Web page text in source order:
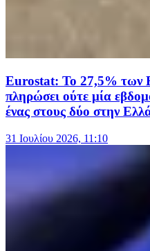
Eurostat: Το 27,5% των
πληρώσει ούτε μία
ένας στους δύο στην
31 Ιουλίου 2026, 11:10